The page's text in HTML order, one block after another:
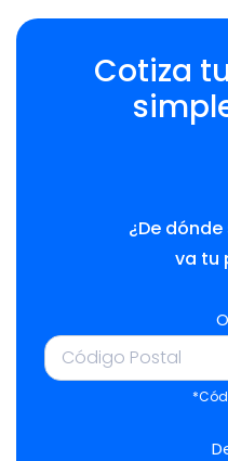
Cotiza
¿De
va tu